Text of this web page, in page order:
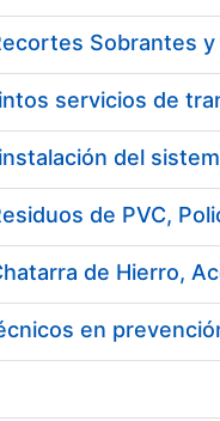
de PVC,
de Hierro,